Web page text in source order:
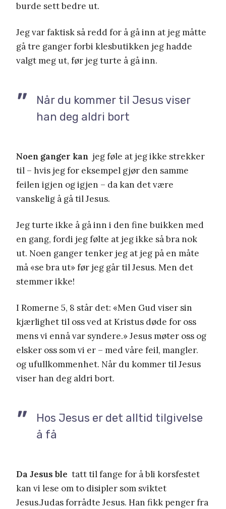
burde sett bedre ut.
Jeg var faktisk så redd for å gå inn at jeg måtte
gå tre ganger forbi klesbutikken jeg hadde
valgt meg ut, før jeg turte å gå inn.
Når du kommer til Jesus viser
han deg aldri bort
Noen ganger kan jeg føle at jeg ikke strekker
til – hvis jeg for eksempel gjør den samme
feilen igjen og igjen – da kan det være
vanskelig å gå til Jesus.
Jeg turte ikke å gå inn i den fine buikken med
en gang, fordi jeg følte at jeg ikke så bra nok
ut. Noen ganger tenker jeg at jeg på en måte
må «se bra ut» før jeg går til Jesus. Men det
stemmer ikke!
I Romerne 5, 8 står det: «Men Gud viser sin
kjærlighet til oss ved at Kristus døde for oss
mens vi ennå var syndere.» Jesus møter oss og
elsker oss som vi er – med våre feil, mangler.
og ufullkommenhet. Når du kommer til Jesus
viser han deg aldri bort.
Hos Jesus er det alltid tilgivelse
å få
Da Jesus ble tatt til fange for å bli korsfestet
kan vi lese om to disipler som sviktet
Jesus.Judas forrådte Jesus. Han fikk penger fra